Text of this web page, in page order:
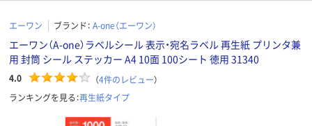
エーワン ブランド： A-one（エーワン）
エーワン（A-one）ラベルシール 表示・宛名ラベル 再生紙 プリンタ兼
用 封筒 シール ステッカー A4 10面 100シート 徳用 31340
4.0 （4件のレビュー）
ランキングを見る：再生紙タイプ